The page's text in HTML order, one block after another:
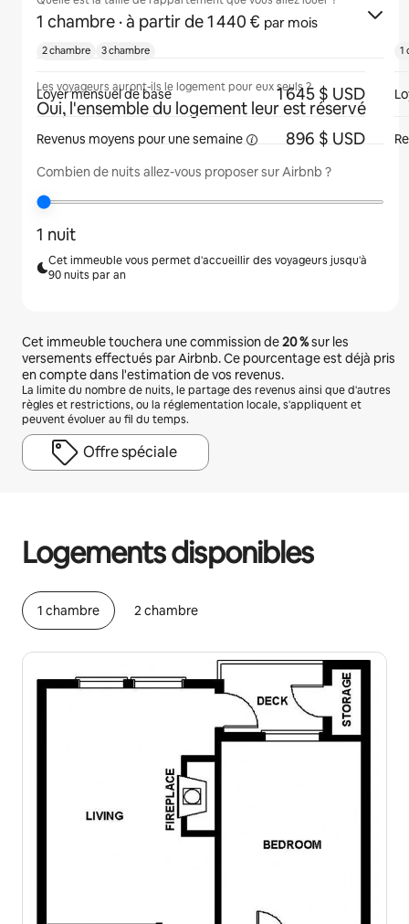
1 chambre · à partir de 1 440 € par mois
Les voyageurs auront-ils le logement pour eux seuls ?
Oui, l'ensemble du logement leur est réservé
Combien de nuits allez-vous proposer sur Airbnb ?
1 nuit
Cet immeuble vous permet d'accueillir des voyageurs jusqu'à
90 nuits par an
Cet immeuble touchera une commission de20 %sur les
versements effectués par Airbnb. Ce pourcentage est déjà pris
en compte dans l'estimation de vos revenus.
La limite du nombre de nuits, le partage des revenus ainsi que d'autres
règles et restrictions, ou la réglementation locale, s'appliquent et
peuvent évoluer au fil du temps.
Offre spéciale
Logements disponibles
1 chambre 2 chambre
2 chambre 3 chambre
Loyer mensuel de base 1 645 $ USD
Revenus moyens pour unesemaine 896 $ USD
1